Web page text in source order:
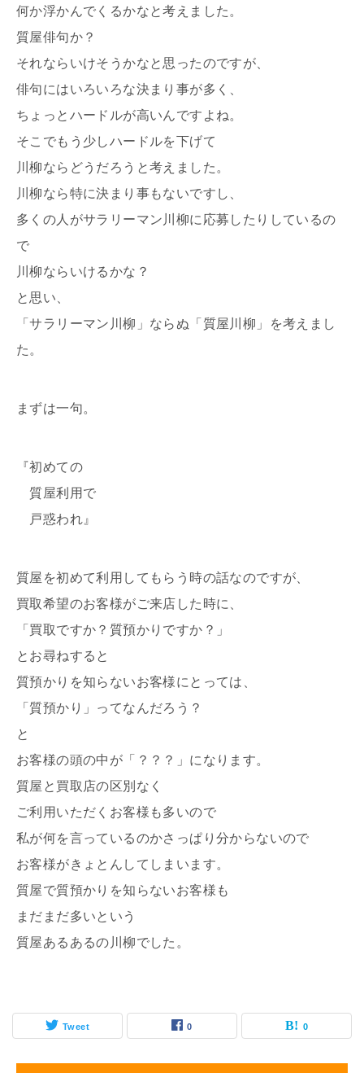
何か浮かんでくるかなと考えました。
質屋俳句か？
それならいけそうかなと思ったのですが、
俳句にはいろいろな決まり事が多く、
ちょっとハードルが高いんですよね。
そこでもう少しハードルを下げて
川柳ならどうだろうと考えました。
川柳なら特に決まり事もないですし、
多くの人がサラリーマン川柳に応募したりしているの
で
川柳ならいけるかな？
と思い、
「サラリーマン川柳」ならぬ「質屋川柳」を考えまし
た。
まずは一句。
『初めての
質屋利用で
戸惑われ』
質屋を初めて利用してもらう時の話なのですが、
買取希望のお客様がご来店した時に、
「買取ですか？質預かりですか？」
とお尋ねすると
質預かりを知らないお客様にとっては、
「質預かり」ってなんだろう？
と
お客様の頭の中が「？？？」になります。
質屋と買取店の区別なく
ご利用いただくお客様も多いので
私が何を言っているのかさっぱり分からないので
お客様がきょとんしてしまいます。
質屋で質預かりを知らないお客様も
まだまだ多いという
質屋あるあるの川柳でした。
Tweet 0 0